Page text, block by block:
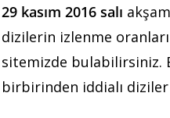
29 kasım 2016 salı
dizilerin izlenme
sitemizde bulabilirsiniz.
birbirinden iddialı diziler